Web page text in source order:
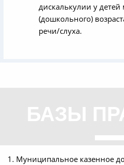
дискалькулии у
(дошкольного)
речи/слуха.
БАЗЫ
1. Муниципальное казенное